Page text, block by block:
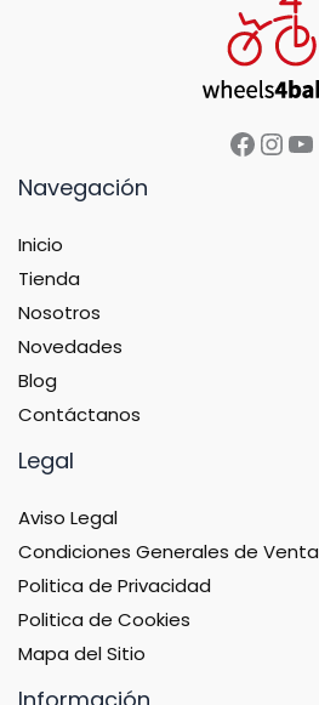
Navegación
Inicio
Tienda
Nosotros
Novedades
Blog
Contáctanos
Legal
Aviso Legal
Condiciones Generales de Venta
Politica de Privacidad
Politica de Cookies
Mapa del Sitio